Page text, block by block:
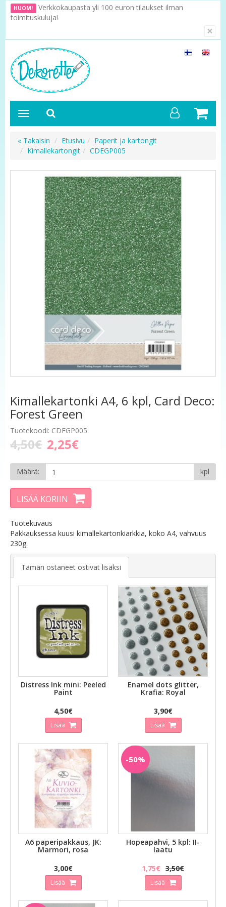
HUOM! Verkkokaupasta yli 100 euron tilaukset ilman
toimituskuluja!
×
« Takaisin Etusivu
Paperit ja kartongit
Kimallekartongit
CDEGP005
Kimallekartonki A4, 6 kpl, Card Deco:
Forest Green
Tuotekoodi: CDEGP005
4,50€ 2,25€
Määrä: kpl
LISÄÄ KORIIN
Tuotekuvaus
Pakkauksessa kuusi kimallekartonkiarkkia, koko A4, vahvuus
230g.
Tämän ostaneet ostivat lisäksi
Distress Ink mini: Peeled
Paint
4,50€
Lisää
Enamel dots glitter,
Krafia: Royal
3,90€
Lisää
A6 paperipakkaus, JK:
Marmori, rosa
3,00€
Lisää
-50%
Hopeapahvi, 5 kpl: II-
laatu
1,75€ 3,50€
Lisää